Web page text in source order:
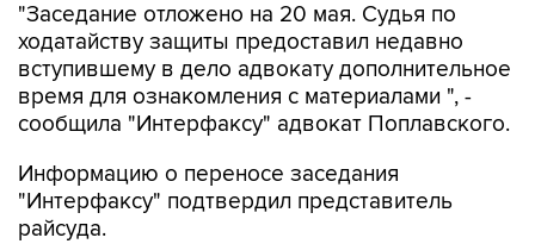
"Заседание отложено на 20 мая. Судья по
ходатайству защиты предоставил недавно
вступившему в дело адвокату дополнительное
время для ознакомления с материалами ", -
сообщила "Интерфаксу" адвокат Поплавского.
Информацию о переносе заседания
"Интерфаксу" подтвердил представитель
райсуда.